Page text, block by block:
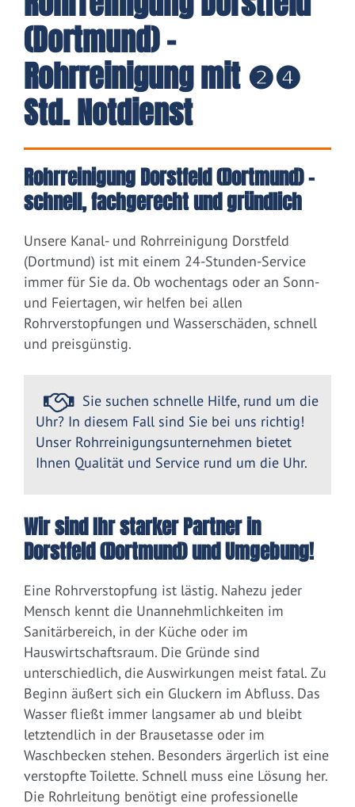
(Dortmund) -
Rohrreinigung mit ❷❹
Std. Notdienst
Rohrreinigung Dorstfeld (Dortmund) –
schnell, fachgerecht und gründlich
Unsere Kanal- und Rohrreinigung Dorstfeld
(Dortmund) ist mit einem 24-Stunden-Service
immer für Sie da. Ob wochentags oder an Sonn-
und Feiertagen, wir helfen bei allen
Rohrverstopfungen und Wasserschäden, schnell
und preisgünstig.
Sie suchen schnelle Hilfe, rund um die
Uhr? In diesem Fall sind Sie bei uns richtig!
Unser Rohrreinigungsunternehmen bietet
Ihnen Qualität und Service rund um die Uhr.
Wir sind Ihr starker Partner in
Dorstfeld (Dortmund) und Umgebung!
Eine Rohrverstopfung ist lästig. Nahezu jeder
Mensch kennt die Unannehmlichkeiten im
Sanitärbereich, in der Küche oder im
Hauswirtschaftsraum. Die Gründe sind
unterschiedlich, die Auswirkungen meist fatal. Zu
Beginn äußert sich ein Gluckern im Abfluss. Das
Wasser fließt immer langsamer ab und bleibt
letztendlich in der Brausetasse oder im
Waschbecken stehen. Besonders ärgerlich ist eine
verstopfte Toilette. Schnell muss eine Lösung her.
Die Rohrleitung benötigt eine professionelle